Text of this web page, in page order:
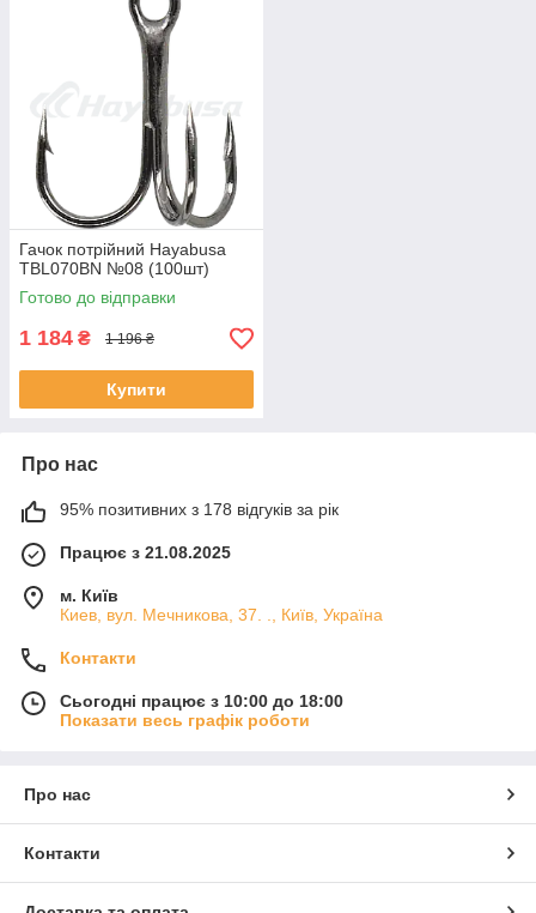
Гачок потрійний Hayabusa
TBL070BN №08 (100шт)
Готово до відправки
1 184 ₴ 1 196 ₴
Купити
Про нас
95% позитивних з 178 відгуків за рік
Працює з 21.08.2025
м. Київ
Киев, вул. Мечникова, 37. ., Київ, Україна
Контакти
Сьогодні працює з 10:00 до 18:00
Показати весь графік роботи
Про нас
Контакти